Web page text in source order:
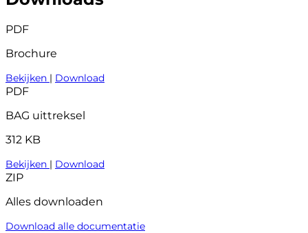
PDF
Brochure
Bekijken | Download
PDF
BAG uittreksel
312 KB
Bekijken | Download
ZIP
Alles downloaden
Download alle documentatie